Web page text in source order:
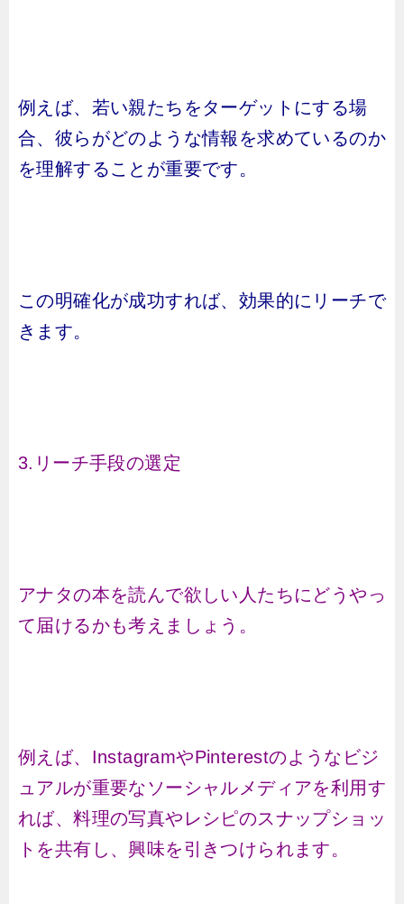
例えば、若い親たちをターゲットにする場
合、彼らがどのような情報を求めているのか
を理解することが重要です。
この明確化が成功すれば、効果的にリーチで
きます。
3.リーチ手段の選定
アナタの本を読んで欲しい人たちにどうやっ
て届けるかも考えましょう。
例えば、InstagramやPinterestのようなビジ
ュアルが重要なソーシャルメディアを利用す
れば、料理の写真やレシピのスナップショッ
トを共有し、興味を引きつけられます。